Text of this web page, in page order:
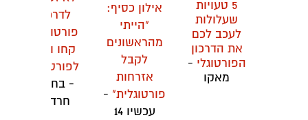
5 טעויות
שעלולות
לעכב לכם
את הדרכון
הפורטוגלי -
מאקו
אילון כסיף:
"הייתי
מהראשונים
לקבל
אזרחות
פורטוגלית" -
עכשיו 14
לדרכון
פורטוגלי?
קחו ויזה
לפורטוגל"
- בחדרי
חרדים